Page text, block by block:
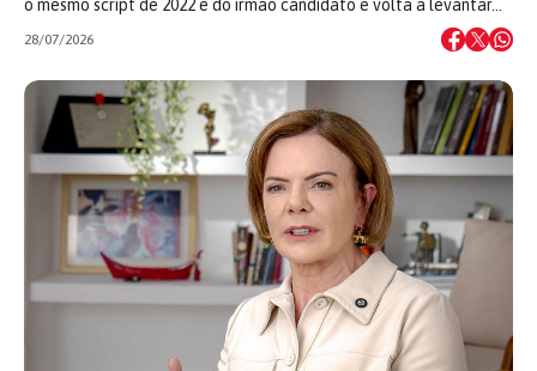
o mesmo script de 2022 e do irmão candidato e volta a levantar…
28/07/2026